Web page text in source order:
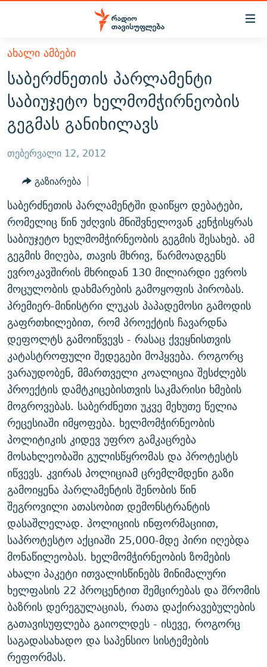
Accessibility
მთავარ
შინაარსზე
დაბრუნება
მთავარ
ნავიგაციაზე
დაბრუნება
ძიებაზე
ᲐᲮᲐᲚᲘ ᲐᲛᲑᲔᲑᲘ
ᲗᲔᲛᲔᲑᲘ
ᲞᲝᲚᲘᲢᲘᲙᲐ
ᲔᲙᲝᲜᲝᲛᲘᲙᲐ
ᲡᲐᲖᲝᲒᲐᲓᲝᲔᲑᲐ
ᲕᲘᲓᲔᲝ
ᲑᲚᲝᲒᲔᲑᲘ
ᲞᲝᲓᲙᲐᲡᲢᲔᲑᲘ
60 ᲓᲔᲪᲘᲑᲔᲚᲘ
ᲒᲐᲜᲙᲘᲗᲮᲕᲘᲡ ᲓᲦᲔ
ᲓᲘᲚᲘᲡ ᲡᲐᲣᲑᲠᲔᲑᲘ
ᲛᲝᲚᲐᲞᲐᲠᲐᲙᲔ ᲢᲔᲥᲡᲢᲔᲑᲘ
ᲨᲘᲜ - ᲣᲪᲮᲝᲔᲗᲨᲘ
ᲚᲘᲢᲔᲠᲐᲢᲣᲠᲣᲚᲘ ᲬᲐᲮᲜᲐᲒᲔᲑᲘ
ᲐᲛᲔᲠᲘᲙᲣᲚᲘ ᲛᲝᲗᲮᲠᲝᲑᲐ
ᲘᲛᲞᲔᲠᲘᲐ ᲓᲐ ᲠᲐᲓᲘᲝ
ᲤᲔᲜᲝᲕᲐᲜᲘ - 2.10
ᲗᲥᲕᲔᲜᲘ ᲞᲣᲑᲚᲘᲙᲐᲪᲘᲔᲑᲘ
ᲞᲠᲝᲔᲥᲢᲔᲑᲘ
ᲣᲙᲠᲐᲘᲜᲐᲨᲘ ᲓᲐᲦᲣᲞᲣᲚᲘ ᲥᲐᲠᲗᲕᲔᲚᲘ ᲛᲔᲑᲠᲫᲝᲚᲔᲑᲘ - 2022
ᲓᲐᲛᲝᲣᲙᲘᲓᲔᲑᲚᲝᲑᲘᲡ 100 ᲬᲔᲚᲘ
ᲩᲔᲛᲘ ᲡᲘᲙᲕᲓᲘᲚᲘᲡ ᲛᲘᲖᲔᲖᲘᲐ COVID-19
11 ᲬᲔᲚᲘ - 11 ᲐᲛᲑᲐᲕᲘ
ᲡᲐᲞᲐᲠᲚᲐᲛᲔᲜᲢᲝ ᲐᲠᲩᲔᲕᲜᲔᲑᲘᲡ ᲘᲡᲢᲝᲠᲘᲐ
ᲑᲐᲕᲨᲕᲔᲑᲘ ᲞᲠᲝᲡᲢᲘᲢᲣᲪᲘᲐᲨᲘ - ᲐᲛᲝᲣᲗᲥᲛᲔᲚᲘ ᲐᲛᲑᲐᲕᲘ
5 ᲐᲛᲑᲐᲕᲘ - 20 ᲘᲕᲜᲘᲡᲡ ᲓᲐᲨᲐᲕᲔᲑᲣᲚᲔᲑᲘ
ᲐᲒᲕᲘᲡᲢᲝᲡ ᲝᲛᲘ
ПРИВЕТ ᲙᲣᲚᲢᲣᲠᲐ
ЭХО КАВКАЗА
ᲒᲐᲛᲝᲘᲬᲔᲠᲔ
რთე/რთ-ის ყველა საიტი
ᲐᲮᲐᲚᲘ ᲐᲛᲑᲔᲑᲘ
საბერძნეთის პარლამენტი
საბიუჯეტო ხელმომჭირნეობის
გეგმას განიხილავს
თებერვალი 12, 2012
გაზიარება
საბერძნეთის პარლამენტში დაიწყო დებატები,
რომელიც წინ უძღვის მნიშვნელოვან კენჭისყრას
საბიუჯეტო ხელმომჭირნეობის გეგმის შესახებ. ამ
გეგმის მიღება, თავის მხრივ, წარმოადგენს
ევროკავშირის მხრიდან 130 მილიარდი ევროს
მოცულობის დახმარების გამოყოფის პირობას.
პრემიერ-მინისტრი ლუკას პაპადემოსი გამოდის
გაფრთხილებით, რომ პროექტის ჩავარდნა
დეფოლტს გამოიწვევს - რასაც ქვეყნისთვის
კატასტროფული შედეგები მოჰყვება. როგორც
ვარაუდობენ, მმართველი კოალიცია შესძლებს
პროექტის დამტკიცებისთვის საკმარისი ხმების
მოგროვებას. საბერძნეთი უკვე მეხუთე წელია
რეცესიაში იმყოფება. ხელმომჭირნეობის
პოლიტიკის კიდევ უფრო გამკაცრება
მოსახლეობაში გულისწყრომას და პროტესტს
იწვევს. კვირას პოლიციამ ცრემლმდენი გაზი
გამოიყენა პარლამენტის შენობის წინ
შეგროვილი ათასობით დემონსტრანტის
დასაშლელად. პოლიციის ინფორმაციით,
საპროტესტო აქციაში 25,000-მდე პირი იღებდა
მონაწილეობას. ხელმომჭირნეობის ზომების
ახალი პაკეტი ითვალისწინებს მინიმალური
ხელფასის 22 პროცენტით შემცირებას და შრომის
ბაზრის დერეგულაციას, რათა დაქირავებულების
გათავისუფლება გაიოლდეს - ისევე, როგორც
საგადასახადო და საპენსიო სისტემების
რეფორმას.